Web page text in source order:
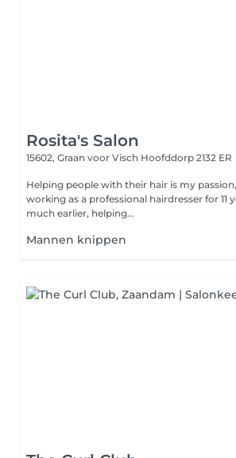
Rosita's Salon
15602, Graan voor Visch Hoofddorp 2132 ER
Helping people with their hair is my
working as a professional hairdresser for 11
much earlier, helping...
Mannen knippen